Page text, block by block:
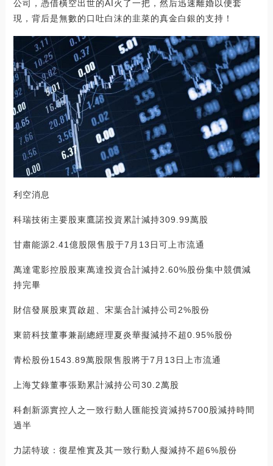
公司，憑借橫空出世的AI火了一把，然后迅速離婚以便套
現，背后是無數的口吐白沫的韭菜的真金白銀的支持！
利空消息
科瑞技術主要股東鷹諾投資累計減持309.99萬股
甘肅能源2.41億股限售股于7月13日可上市流通
萬達電影控股股東萬達投資合計減持2.60%股份集中競價減
持完畢
財信發展股東賈啟超、宋葉合計減持公司2%股份
東箭科技董事兼副總經理夏炎華擬減持不超0.95%股份
青松股份1543.89萬股限售股將于7月13日上市流通
上海艾錄董事張勤累計減持公司30.2萬股
科創新源實控人之一致行動人匯能投資減持5700股減持時間
過半
力諾特玻：復星惟實及其一致行動人擬減持不超6%股份